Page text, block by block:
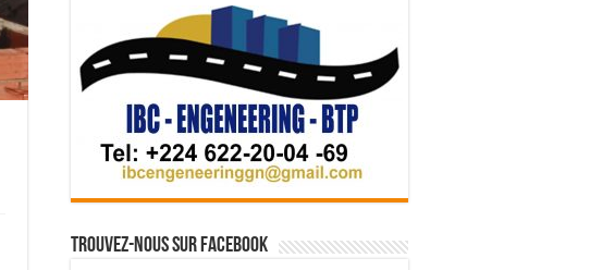
Trouvez-nous sur Facebook